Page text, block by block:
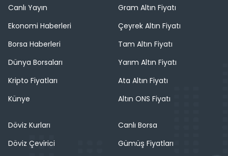
Canlı Yayın
Ekonomi Haberleri
Borsa Haberleri
Dünya Borsaları
Kripto Fiyatları
Künye
Gram Altın Fiyatı
Çeyrek Altın Fiyatı
Tam Altın Fiyatı
Yarım Altın Fiyatı
Ata Altın Fiyatı
Altın ONS Fiyatı
Döviz Kurları
Döviz Çevirici
Canlı Borsa
Gümüş Fiyatları